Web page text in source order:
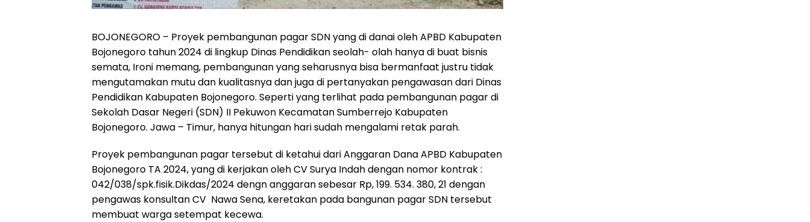
BOJONEGORO – Proyek pembangunan pagar SDN yang di danai oleh APBD Kabupaten
Bojonegoro tahun 2024 di lingkup Dinas Pendidikan seolah- olah hanya di buat bisnis
semata, Ironi memang, pembangunan yang seharusnya bisa bermanfaat justru tidak
mengutamakan mutu dan kualitasnya dan juga di pertanyakan pengawasan dari Dinas
Pendidikan Kabupaten Bojonegoro. Seperti yang terlihat pada pembangunan pagar di
Sekolah Dasar Negeri (SDN) II Pekuwon Kecamatan Sumberrejo Kabupaten
Bojonegoro. Jawa – Timur, hanya hitungan hari sudah mengalami retak parah.
Proyek pembangunan pagar tersebut di ketahui dari Anggaran Dana APBD Kabupaten
Bojonegoro TA 2024, yang di kerjakan oleh CV Surya Indah dengan nomor kontrak :
042/038/spk.fisik.Dikdas/2024 dengn anggaran sebesar Rp, 199. 534. 380, 21 dengan
pengawas konsultan CV Nawa Sena, keretakan pada bangunan pagar SDN tersebut
membuat warga setempat kecewa.